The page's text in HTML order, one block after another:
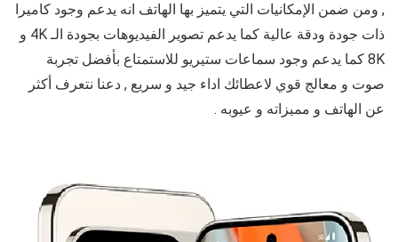
, ومن ضمن الإمكانيات التي يتميز بها الهاتف انه يدعم وجود كاميرا
ذات جودة ودقة عالية كما يدعم تصوير الفيديوهات بجودة الـ 4K و
8K كما يدعم وجود سماعات ستيريو للاستمتاع بأفضل تجربة
صوت و معالج قوي لاعطائك اداء جيد و سريع , دعنا نتعرف أكثر
عن الهاتف و مميزاته و عيوبه .